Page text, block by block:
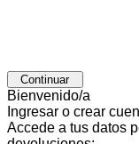
Continuar
Bienvenido/a
Ingresar o crear
Accede a tus datos